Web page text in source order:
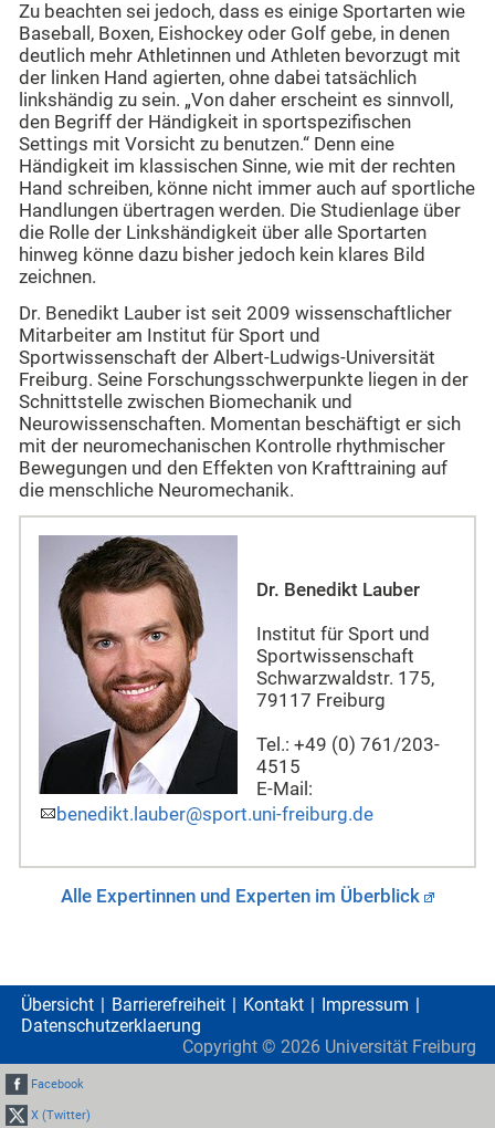
Zu beachten sei jedoch, dass es einige Sportarten wie
Baseball, Boxen, Eishockey oder Golf gebe, in denen
deutlich mehr Athletinnen und Athleten bevorzugt mit
der linken Hand agierten, ohne dabei tatsächlich
linkshändig zu sein. „Von daher erscheint es sinnvoll,
den Begriff der Händigkeit in sportspezifischen
Settings mit Vorsicht zu benutzen.“ Denn eine
Händigkeit im klassischen Sinne, wie mit der rechten
Hand schreiben, könne nicht immer auch auf sportliche
Handlungen übertragen werden. Die Studienlage über
die Rolle der Linkshändigkeit über alle Sportarten
hinweg könne dazu bisher jedoch kein klares Bild
zeichnen.
Dr. Benedikt Lauber ist seit 2009 wissenschaftlicher
Mitarbeiter am Institut für Sport und
Sportwissenschaft der Albert-Ludwigs-Universität
Freiburg. Seine Forschungsschwerpunkte liegen in der
Schnittstelle zwischen Biomechanik und
Neurowissenschaften. Momentan beschäftigt er sich
mit der neuromechanischen Kontrolle rhythmischer
Bewegungen und den Effekten von Krafttraining auf
die menschliche Neuromechanik.
Dr. Benedikt Lauber
Institut für Sport und
Sportwissenschaft
Schwarzwaldstr. 175,
79117 Freiburg
Tel.: +49 (0) 761/203-
4515
E-Mail:
benedikt.lauber@sport.uni-freiburg.de
Alle Expertinnen und Experten im Überblick
Übersicht Barrierefreiheit Kontakt
Impressum
Datenschutzerklaerung
Copyright © 2026 Universität Freiburg
Facebook
X (Twitter)